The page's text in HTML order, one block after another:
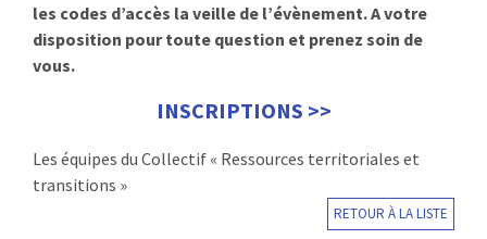
les codes d’accès la veille de l’évènement. A votre
disposition pour toute question et prenez soin de
vous.
INSCRIPTIONS >>
Les équipes du Collectif « Ressources territoriales et
transitions »
RETOUR À LA LISTE